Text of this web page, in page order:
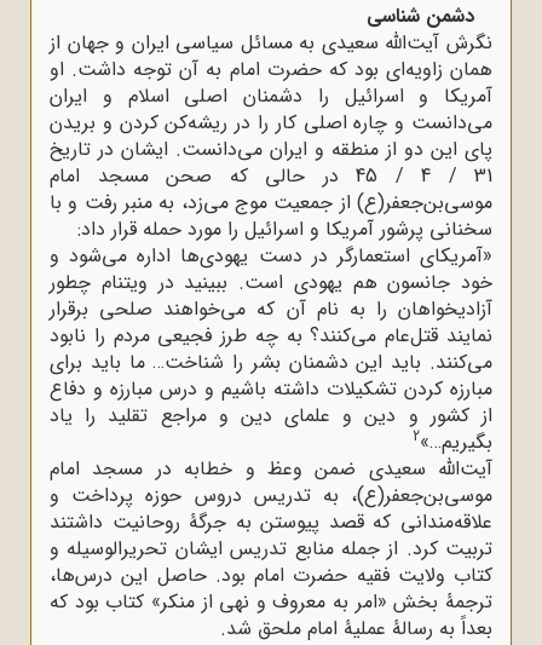
دشمن شناسی
نگرش آیت‌الله سعیدی به مسائل سیاسی ایران و جهان از
همان زاویه‌ای بود که حضرت امام به آن توجه داشت. او
آمریکا و اسرائیل را دشمنان اصلی اسلام و ایران
می‌دانست و چاره اصلی کار را در ریشه‌کن کردن و بریدن
پای این دو از منطقه و ایران می‌دانست. ایشان در تاریخ
31 / 4 / 45 در حالی‌ که صحن مسجد امام
موسی‌بن‌جعفر(ع) از جمعیت موج می‌زد، به منبر رفت و با
سخنانی پرشور آمریکا و اسرائیل را مورد حمله قرار داد:
«آمریکای استعمارگر در دست یهودی‌ها اداره می‌شود و
خود جانسون هم یهودی است. ببینید در ویتنام چطور
آزادیخواهان را به نام آن که می‌خواهند صلحی برقرار
نمایند قتل‌عام می‌کنند؟ به چه طرز فجیعی مردم را نابود
می‌کنند. باید این دشمنان بشر را شناخت… ما باید برای
مبارزه کردن تشکیلات داشته باشیم و درس مبارزه و دفاع
از کشور و دین و علمای دین و مراجع تقلید را یاد
بگیریم…»2
آیت‌الله سعیدی ضمن وعظ و خطابه در مسجد امام
موسی‌بن‌جعفر(ع)، به تدریس دروس حوزه پرداخت و
علاقه‌مندانی که قصد پیوستن به جرگۀ روحانیت داشتند
تربیت کرد. از جمله منابع تدریس ایشان تحریر‌الوسیله و
کتاب ولایت فقیه حضرت امام بود. حاصل این درس‌ها،
ترجمۀ بخش «امر به معروف و نهی از منکر» کتاب بود که
بعداً به رسالۀ عملیۀ امام ملحق شد.